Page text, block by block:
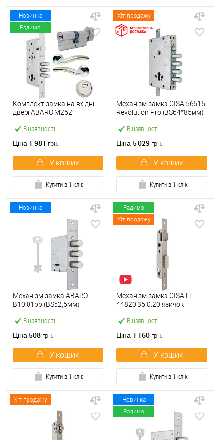
Новинка
Радимо
В наявності
Комплект замка на вхідні
двері ABARO M252
B100, протектором і
Ціна 1 981 грн.
У кошик
Купити в 1 клік
Хіт продажу
В наявності
Механізм замка CISA 56515
Revolution Pro (BS64*85мм)
торцевої планки
Ціна 5 029 грн.
У кошик
Купити в 1 клік
Новинка
В наявності
Механізм замка ABARO
B10.01pb (BS52,5мм)
тех.пакування.без
Ціна 508 грн.
У кошик
Купити в 1 клік
Радимо
Хіт продажу
В наявності
Механізм замка CISA LL
44820.35.0.20 язичок
нержавіюча сталь
Ціна 1 160 грн.
У кошик
Купити в 1 клік
Хіт продажу
Новинка
Радимо